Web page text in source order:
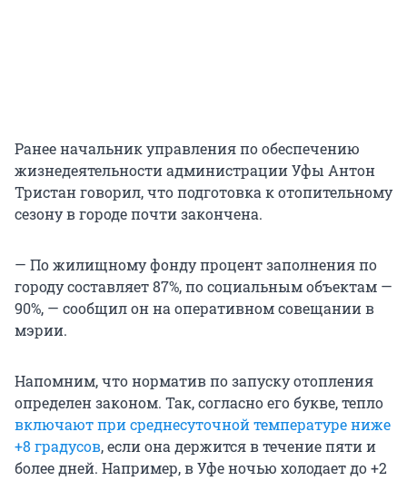
Ранее начальник управления по обеспечению
жизнедеятельности администрации Уфы Антон
Тристан говорил, что подготовка к отопительному
сезону в городе почти закончена.
— По жилищному фонду процент заполнения по
городу составляет 87%, по социальным объектам —
90%, — сообщил он на оперативном совещании в
мэрии.
Напомним, что норматив по запуску отопления
определен законом. Так, согласно его букве, тепло
включают при среднесуточной температуре ниже
+8 градусов, если она держится в течение пяти и
более дней. Например, в Уфе ночью холодает до +2